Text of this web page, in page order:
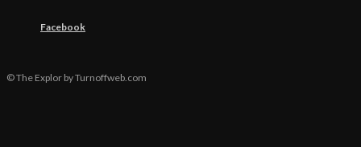
Facebook
© The Explor by Turnoffweb.com